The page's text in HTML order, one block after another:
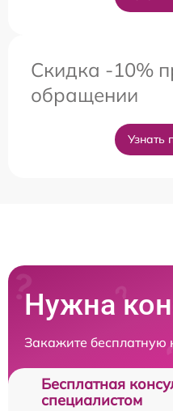
Скидка -10%
обращении
Узнать
Нужна
Закажите бесплатную
Бесплатная
специалистом